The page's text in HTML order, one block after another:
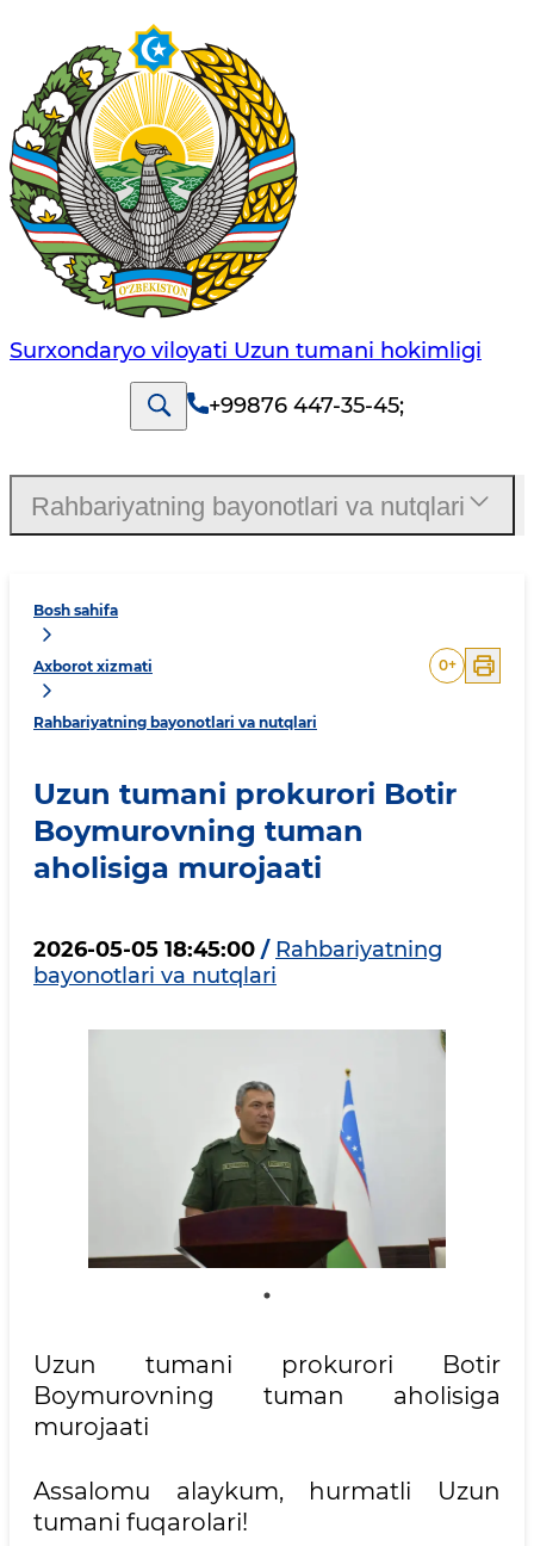
Surxondaryo viloyati Uzun tumani hokimligi
+99876 447-35-45;
Bosh sahifa
Axborot xizmati
Rahbariyatning bayonotlari va nutqlari
0+
Uzun tumani prokurori Botir
Boymurovning tuman
aholisiga murojaati
2026-05-05 18:45:00 / Rahbariyatning
bayonotlari va nutqlari
Uzun tumani prokurori Botir
Boymurovning tuman aholisiga
murojaati
Assalomu alaykum, hurmatli Uzun
tumani fuqarolari!
Rahbariyatning bayonotlari va nutqlari